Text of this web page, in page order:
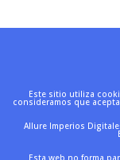
Este sitio utiliza
consideramos que
Allure Imperios D
Esta web no forma